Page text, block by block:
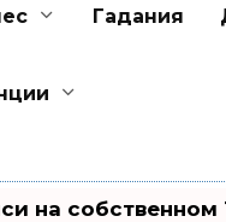
Гадания
на собственном